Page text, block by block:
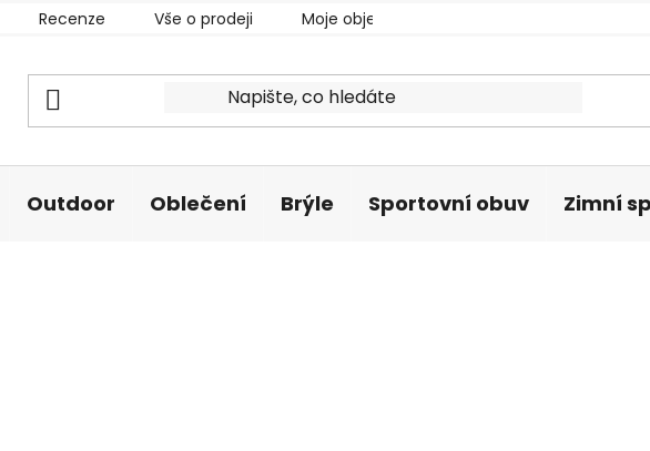
Recenze Vše o prodeji Moje objednávka
Outdoor Oblečení Brýle Sportovní obuv Zimní